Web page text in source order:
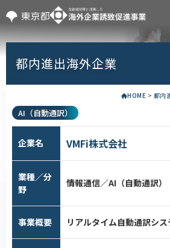
都内進出海外企業
HOME > 都内
AI（自動通訳）
企業名 VMFi株式会社
業種／分
野
情報通信／AI（自動通訳）
事業概要 リアルタイム自動通訳シ